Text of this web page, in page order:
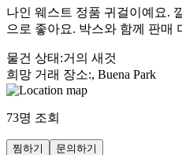
나인 웨스트 정품 귀걸이예요.
으로 좋아요. 박스와 함께 판매
물건 상태 :거의 새것
희망 거래 장소:, Buena Park
73명 조회
찜하기 문의하기